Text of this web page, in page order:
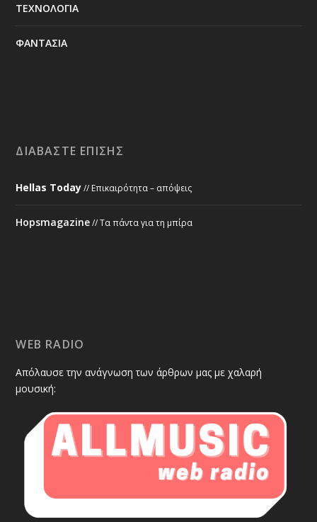
ΤΕΧΝΟΛΟΓΙΑ
ΦΑΝΤΑΣΙΑ
ΔΙΑΒΆΣΤΕ ΕΠΊΣΗΣ
Hellas Today// Επικαιρότητα – απόψεις
Hopsmagazine// Τα πάντα για τη μπίρα
WEB RADIO
Απόλαυσε την ανάγνωση των άρθρων μας με χαλαρή
μουσική: